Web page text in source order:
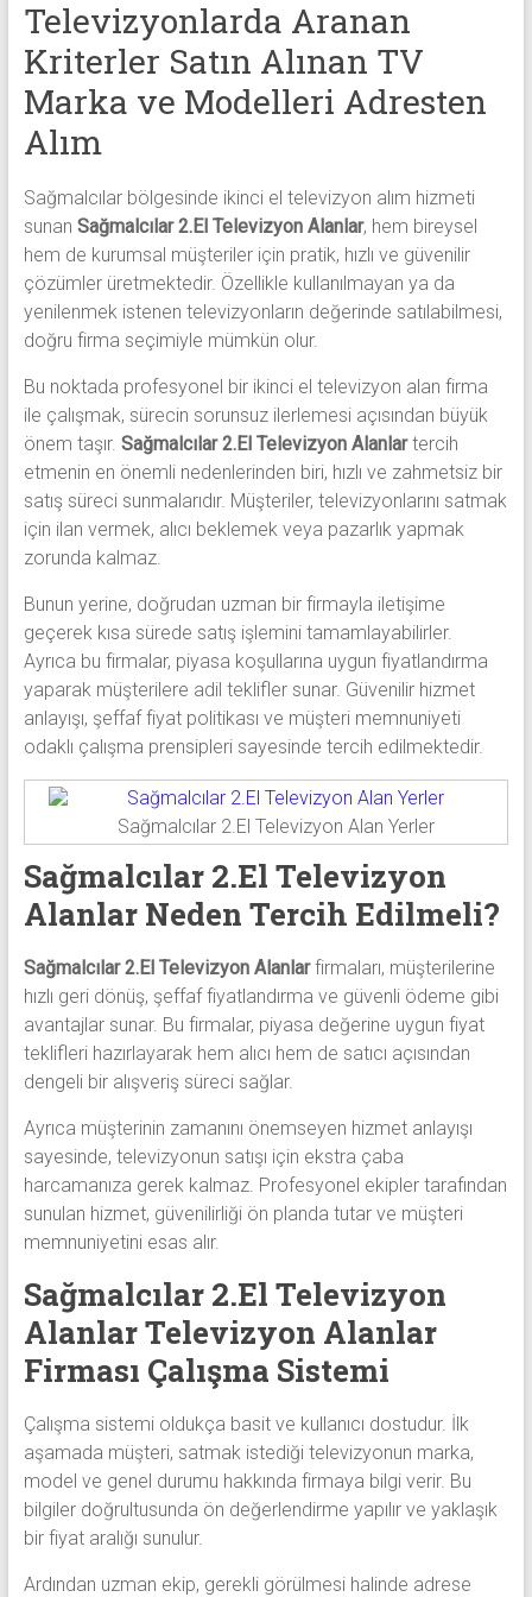
Televizyonlarda Aranan
Kriterler Satın Alınan TV
Marka ve Modelleri Adresten
Alım
Sağmalcılar bölgesinde ikinci el televizyon alım hizmeti
sunan Sağmalcılar 2.El Televizyon Alanlar, hem bireysel
hem de kurumsal müşteriler için pratik, hızlı ve güvenilir
çözümler üretmektedir. Özellikle kullanılmayan ya da
yenilenmek istenen televizyonların değerinde satılabilmesi,
doğru firma seçimiyle mümkün olur.
Bu noktada profesyonel bir ikinci el televizyon alan firma
ile çalışmak, sürecin sorunsuz ilerlemesi açısından büyük
önem taşır. Sağmalcılar 2.El Televizyon Alanlartercih
etmenin en önemli nedenlerinden biri, hızlı ve zahmetsiz bir
satış süreci sunmalarıdır. Müşteriler, televizyonlarını satmak
için ilan vermek, alıcı beklemek veya pazarlık yapmak
zorunda kalmaz.
Bunun yerine, doğrudan uzman bir firmayla iletişime
geçerek kısa sürede satış işlemini tamamlayabilirler.
Ayrıca bu firmalar, piyasa koşullarına uygun fiyatlandırma
yaparak müşterilere adil teklifler sunar. Güvenilir hizmet
anlayışı, şeffaf fiyat politikası ve müşteri memnuniyeti
odaklı çalışma prensipleri sayesinde tercih edilmektedir.
Sağmalcılar 2.El Televizyon Alan Yerler
Sağmalcılar 2.El Televizyon
Alanlar Neden Tercih Edilmeli?
Sağmalcılar 2.El Televizyon Alanlarfirmaları, müşterilerine
hızlı geri dönüş, şeffaf fiyatlandırma ve güvenli ödeme gibi
avantajlar sunar. Bu firmalar, piyasa değerine uygun fiyat
teklifleri hazırlayarak hem alıcı hem de satıcı açısından
dengeli bir alışveriş süreci sağlar.
Ayrıca müşterinin zamanını önemseyen hizmet anlayışı
sayesinde, televizyonun satışı için ekstra çaba
harcamanıza gerek kalmaz. Profesyonel ekipler tarafından
sunulan hizmet, güvenilirliği ön planda tutar ve müşteri
memnuniyetini esas alır.
Sağmalcılar 2.El Televizyon
Alanlar Televizyon Alanlar
Firması Çalışma Sistemi
Çalışma sistemi oldukça basit ve kullanıcı dostudur. İlk
aşamada müşteri, satmak istediği televizyonun marka,
model ve genel durumu hakkında firmaya bilgi verir. Bu
bilgiler doğrultusunda ön değerlendirme yapılır ve yaklaşık
bir fiyat aralığı sunulur.
Ardından uzman ekip, gerekli görülmesi halinde adrese